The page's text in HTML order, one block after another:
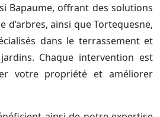
Bapaume, offrant des solutions
d’arbres, ainsi que Tortequesne,
dans le terrassement et
jardins. Chaque intervention est
votre propriété et améliorer